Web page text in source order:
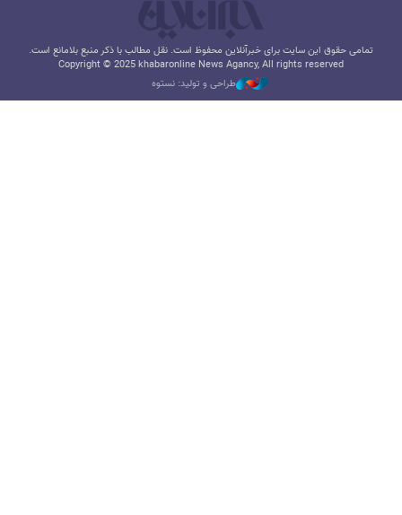
تمامی حقوق این سایت برای خبرآنلاین محفوظ است. نقل مطالب با ذکر منبع بلامانع است.
Copyright © 2025 khabaronline News Agancy, All rights reserved
طراحی و تولید: نستوه